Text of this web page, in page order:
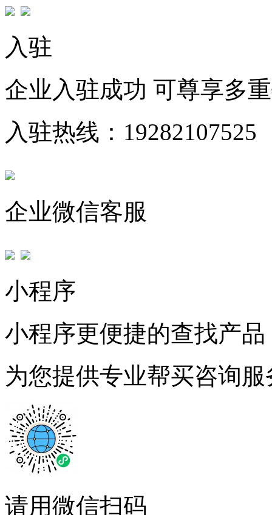
入驻
企业入驻成功 可尊享多
入驻热线：19282107525
企业微信客服
小程序
小程序更便捷的查找产品
为您提供专业帮买咨询服
请用微信扫码